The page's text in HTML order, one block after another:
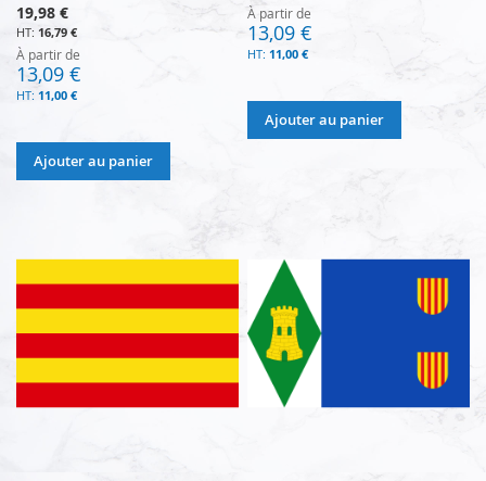
19,98 €
16,79 €
À partir de
13,09 €
11,00 €
Ajouter au panier
À partir de
13,09 €
11,00 €
Ajouter au panier